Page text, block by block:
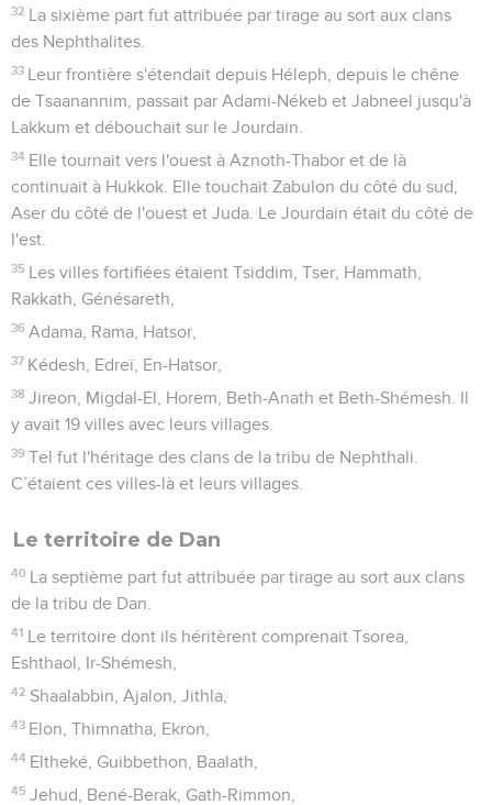
32 La sixième part fut attribuée par tirage au sort aux clans
des Nephthalites.
33 Leur frontière s'étendait depuis Héleph, depuis le chêne
de Tsaanannim, passait par Adami-Nékeb et Jabneel jusqu'à
Lakkum et débouchait sur le Jourdain.
34 Elle tournait vers l'ouest à Aznoth-Thabor et de là
continuait à Hukkok. Elle touchait Zabulon du côté du sud,
Aser du côté de l'ouest et Juda. Le Jourdain était du côté de
l'est.
35 Les villes fortifiées étaient Tsiddim, Tser, Hammath,
Rakkath, Génésareth,
36 Adama, Rama, Hatsor,
37 Kédesh, Edreï, En-Hatsor,
38 Jireon, Migdal-El, Horem, Beth-Anath et Beth-Shémesh. Il
y avait 19 villes avec leurs villages.
39 Tel fut l'héritage des clans de la tribu de Nephthali.
C’étaient ces villes-là et leurs villages.
Le territoire de Dan
40 La septième part fut attribuée par tirage au sort aux clans
de la tribu de Dan.
41 Le territoire dont ils héritèrent comprenait Tsorea,
Eshthaol, Ir-Shémesh,
42 Shaalabbin, Ajalon, Jithla,
43 Elon, Thimnatha, Ekron,
44 Eltheké, Guibbethon, Baalath,
45 Jehud, Bené-Berak, Gath-Rimmon,